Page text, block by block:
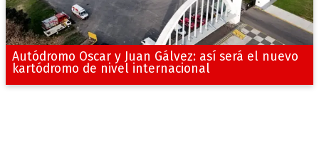
Autódromo Oscar y Juan Gálvez: así será el nuevo
kartódromo de nivel internacional